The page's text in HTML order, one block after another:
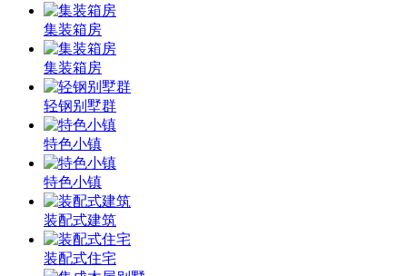
集装箱房
集装箱房
轻钢别墅群
特色小镇
特色小镇
装配式建筑
装配式住宅